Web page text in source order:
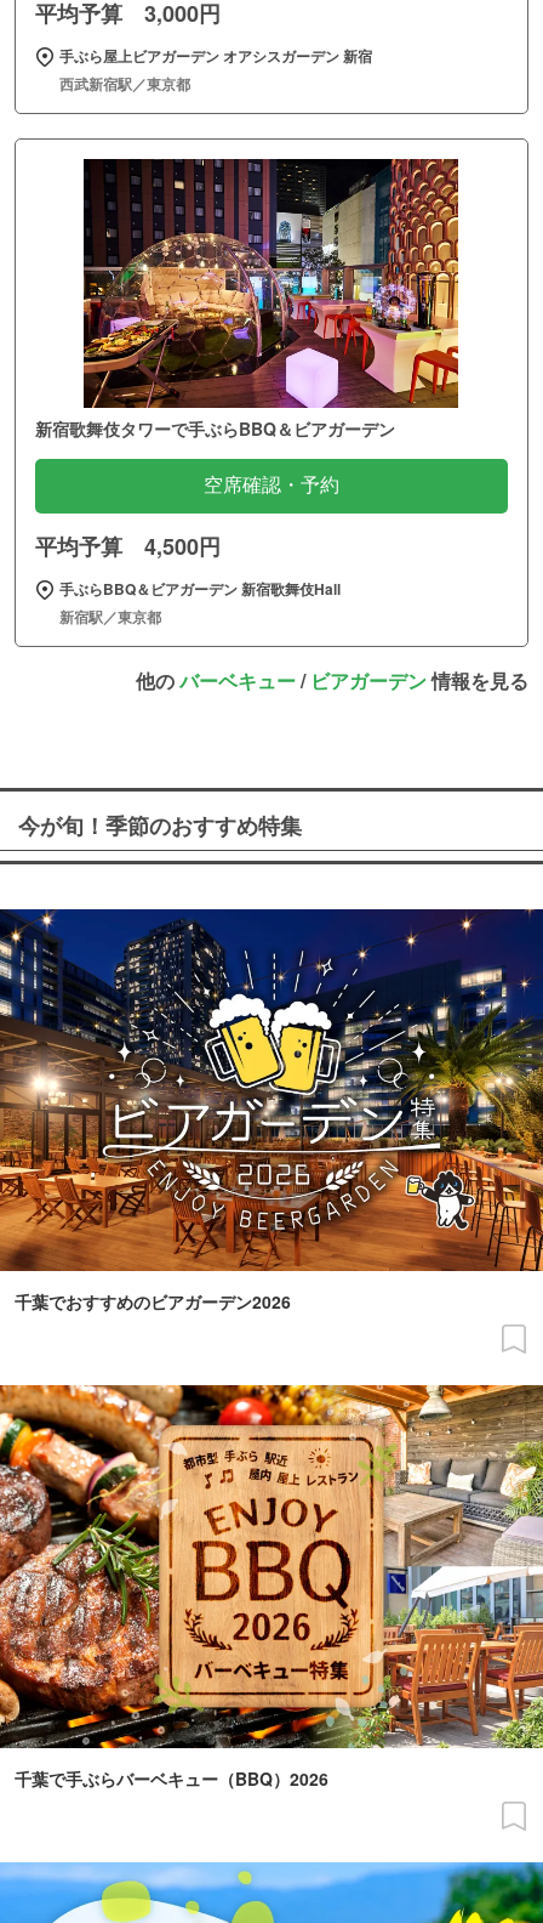
平均予算 3,000円
手ぶら屋上ビアガーデン オアシスガーデン 新宿
西武新宿駅／東京都
新宿歌舞伎タワーで手ぶらBBQ＆ビアガーデン
空席確認・予約
平均予算 4,500円
手ぶらBBQ＆ビアガーデン 新宿歌舞伎Hall
新宿駅／東京都
他のバーベキュー/ ビアガーデン情報を見る
今が旬！季節のおすすめ特集
千葉でおすすめのビアガーデン2026
千葉で手ぶらバーベキュー（BBQ）2026